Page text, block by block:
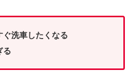
ぐ洗車したくなる
る